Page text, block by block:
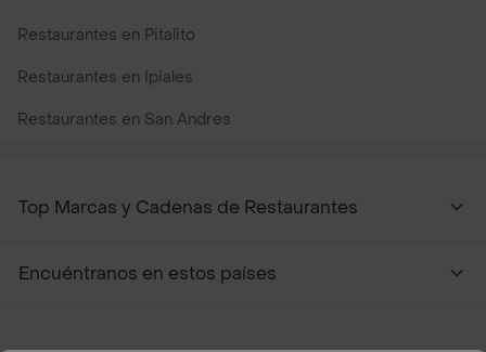
Restaurantes en Pitalito
Restaurantes en Ipiales
Restaurantes en San Andres
Top Marcas y Cadenas de Restaurantes
Encuéntranos en estos países